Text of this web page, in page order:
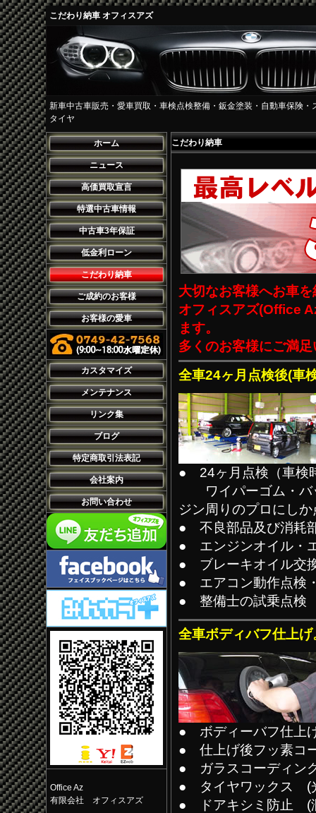
こだわり納車 オフィスアズ
新車中古車販売・愛車買取・車検点検整備・鈑金塗装・自動車保険
タイヤ
ホーム
ニュース
高価買取宣言
特選中古車情報
中古車3年保証
低金利ローン
こだわり納車
ご成約のお客様
お客様の愛車
カスタマイズ
メンテナンス
リンク集
ブログ
特定商取引法表記
会社案内
お問い合わせ
Office Az
有限会社 オフィスアズ
こだわり納車
大切なお客様へお車
オフィスアズ(Office
ます。
多くのお客様にご満
全車24ヶ月点検後(車
● 24ヶ月点検（車検
ワイパーゴム・バ
ジン周りのプロにし
● 不良部品及び消耗
● エンジンオイル・
● ブレーキオイル交
● エアコン動作点検
● 整備士の試乗点検
全車ボディバフ仕上
● ボディーバフ仕上
● 仕上げ後フッ素コ
● ガラスコーディン
● タイヤワックス (
● ドアキシミ防止 (